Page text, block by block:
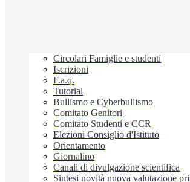
Circolari Famiglie e studenti
Iscrizioni
F.a.q.
Tutorial
Bullismo e Cyberbullismo
Comitato Genitori
Comitato Studenti e CCR
Elezioni Consiglio d'Istituto
Orientamento
Giornalino
Canali di divulgazione scientifica
Sintesi novità nuova valutazione